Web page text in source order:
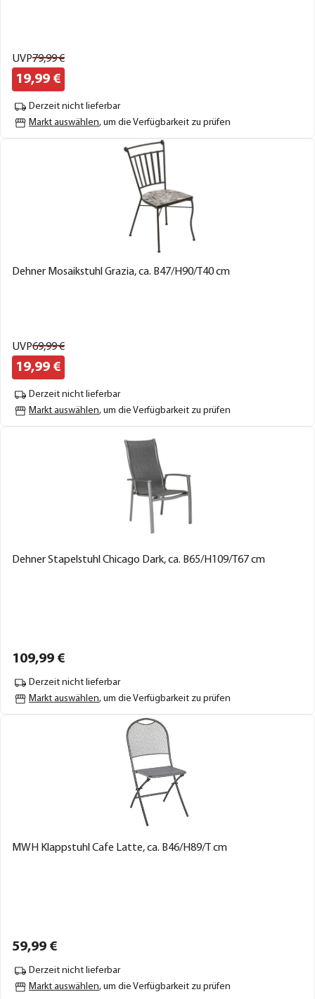
UVP79,99€
19,99 €
Derzeit nicht lieferbar
Markt auswählen, um die Verfügbarkeit zu prüfen
Dehner Mosaikstuhl Grazia, ca. B47/H90/T40 cm
UVP69,99€
19,99 €
Derzeit nicht lieferbar
Markt auswählen, um die Verfügbarkeit zu prüfen
Dehner Stapelstuhl Chicago Dark, ca. B65/H109/T67 cm
109,99 €
Derzeit nicht lieferbar
Markt auswählen, um die Verfügbarkeit zu prüfen
MWH Klappstuhl Cafe Latte, ca. B46/H89/T cm
59,99 €
Derzeit nicht lieferbar
Markt auswählen, um die Verfügbarkeit zu prüfen